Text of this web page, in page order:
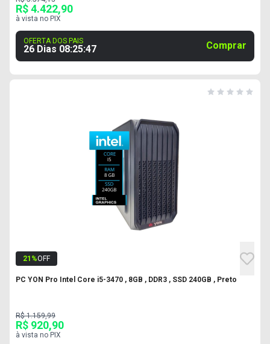
R$ 4.422,90
à vista no PIX
OFERTA DOS PAIS
26 Dias 08:25:46 Comprar
21 %OFF
PC YON Pro Intel Core i5-3470 , 8GB , DDR3 , SSD 240GB , Preto
R$ 1.159,99
R$ 920,90
à vista no PIX